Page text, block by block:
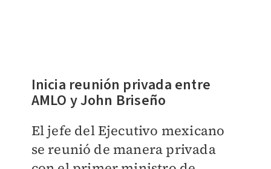
Inicia reunión privada entre
AMLO y John Briseño
El jefe del Ejecutivo mexicano
se reunió de manera privada